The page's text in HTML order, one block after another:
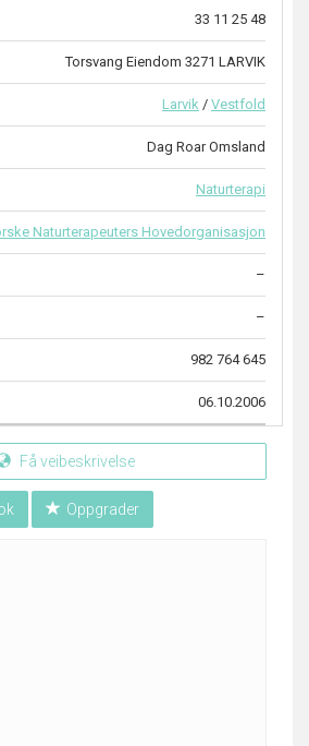
33 11 25 48
Torsvang Eiendom 3271 LARVIK
Larvik / Vestfold
Dag Roar Omsland
Naturterapi
Naturterapeuters Hovedorganisasjon
–
–
982 764 645
06.10.2006
Få veibeskrivelse
Oppgrader